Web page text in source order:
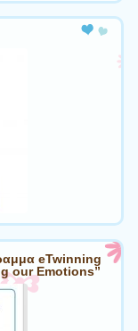
eTwinning
our Emotions”